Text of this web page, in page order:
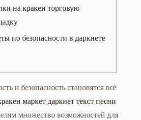
на кракен торговую
по безопасности в даркнете
и безопасность становятся всё
маркет даркнет текст песни
множество возможностей для